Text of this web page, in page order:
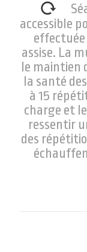
accessible
effectuée
assise. La
le maintien
la santé
à 15
charge et
ressentir
des